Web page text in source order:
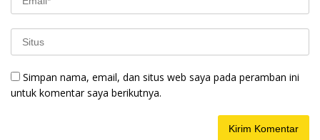
Simpan nama, email, dan situs web saya pada peramban ini
untuk komentar saya berikutnya.